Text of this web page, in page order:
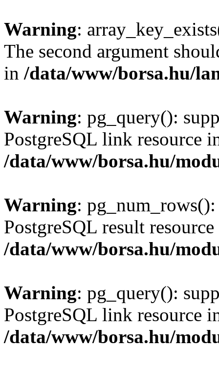
Warning:
The second argument
in /data/www/borsa.hu/
Warning: pg_query():
PostgreSQL link resource
/data/www/borsa.hu/
Warning:
PostgreSQL result
/data/www/borsa.hu/
Warning: pg_query():
PostgreSQL link resource
/data/www/borsa.hu/